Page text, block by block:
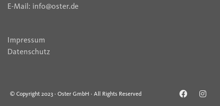
E-Mail: info@oster.de
Impressum
Datenschutz
© Copyright 2023 · Oster GmbH · All Rights Reserved